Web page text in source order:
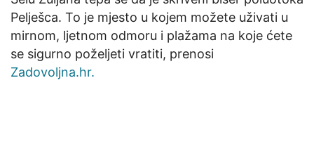
Pelješca. To je mjesto u kojem možete uživati u
mirnom, ljetnom odmoru i plažama na koje ćete
se sigurno poželjeti vratiti, prenosi
Zadovoljna.hr.